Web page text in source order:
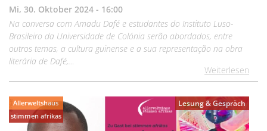
Mi, 30. Oktober 2024 - 16:00
Na conversa com Amadu Dafé e estudantes do Instituto Luso-
Brasileiro da Universidade de Colónia serão abordados, entre
outros temas, a cultura guinense e a sua representação na obra
literária de Dafé,…
Weiterlesen
Allerweltshaus
stimmen afrikas
Lesung & Gespräch